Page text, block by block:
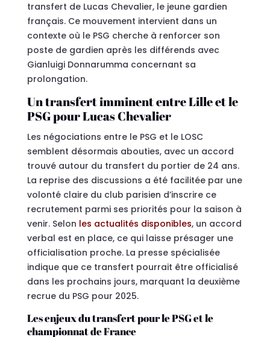
transfert de Lucas Chevalier, le jeune gardien
français. Ce mouvement intervient dans un
contexte où le PSG cherche à renforcer son
poste de gardien après les différends avec
Gianluigi Donnarumma concernant sa
prolongation.
Un transfert imminent entre Lille et le
PSG pour Lucas Chevalier
Les négociations entre le PSG et le LOSC
semblent désormais abouties, avec un accord
trouvé autour du transfert du portier de 24 ans.
La reprise des discussions a été facilitée par une
volonté claire du club parisien d’inscrire ce
recrutement parmi ses priorités pour la saison à
venir. Selon les actualités disponibles, un accord
verbal est en place, ce qui laisse présager une
officialisation proche. La presse spécialisée
indique que ce transfert pourrait être officialisé
dans les prochains jours, marquant la deuxième
recrue du PSG pour 2025.
Les enjeux du transfert pour le PSG et le
championnat de France